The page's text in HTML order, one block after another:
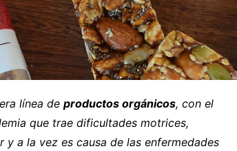
línea de productos orgánicos, con el
que trae dificultades motrices,
a la vez es causa de las enfermedades